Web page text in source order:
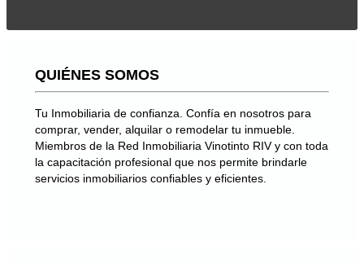
QUIÉNES SOMOS
Tu Inmobiliaria de confianza. Confía en nosotros para
comprar, vender, alquilar o remodelar tu inmueble.
Miembros de la Red Inmobiliaria Vinotinto RIV y con toda
la capacitación profesional que nos permite brindarle
servicios inmobiliarios confiables y eficientes.